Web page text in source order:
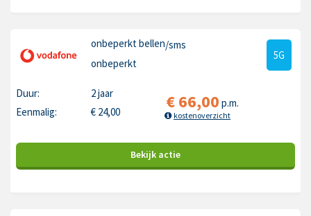
onbeperkt bellen/sms
onbeperkt
5G
Duur:
2 jaar
Eenmalig:
€ 24,00 €66,00 p.m.
kostenoverzicht
Bekijk actie